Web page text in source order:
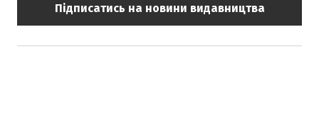
Підписатись на новини видавництва